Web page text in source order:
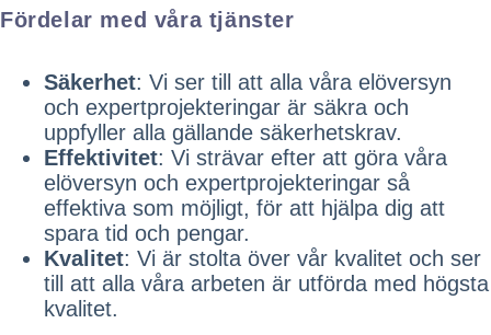
Fördelar med våra tjänster
Säkerhet: Vi ser till att alla våra elöversyn
och expertprojekteringar är säkra och
uppfyller alla gällande säkerhetskrav.
Effektivitet: Vi strävar efter att göra våra
elöversyn och expertprojekteringar så
effektiva som möjligt, för att hjälpa dig att
spara tid och pengar.
Kvalitet: Vi är stolta över vår kvalitet och ser
till att alla våra arbeten är utförda med högsta
kvalitet.